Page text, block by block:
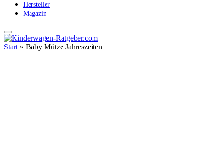
Hersteller
Magazin
Start » Baby Mütze Jahreszeiten